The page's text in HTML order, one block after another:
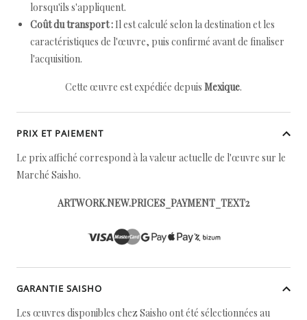
lorsqu'ils s'appliquent.
Coût du transport : Il est calculé selon la destination et les
caractéristiques de l'œuvre, puis confirmé avant de finaliser
l'acquisition.
Cette œuvre est expédiée depuis Mexique.
PRIX ET PAIEMENT
Le prix affiché correspond à la valeur actuelle de l'œuvre sur le
Marché Saisho.
ARTWORK.NEW.PRICES_PAYMENT_TEXT2
GARANTIE SAISHO
Les œuvres disponibles chez Saisho ont été sélectionnées au